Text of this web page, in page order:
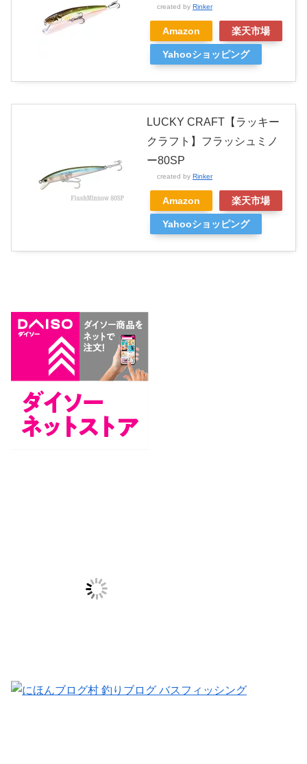
created by Rinker
Amazon 楽天市場
Yahooショッピング
LUCKY CRAFT【ラッキー
クラフト】フラッシュミノ
ー80SP
created by Rinker
Amazon 楽天市場
Yahooショッピング